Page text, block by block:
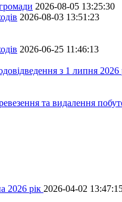
2026-08-05 13:25:30
2026-08-03 13:51:23
2026-06-25 11:46:13
з 1 липня 2026
та видалення
2026 рік 2026-04-02